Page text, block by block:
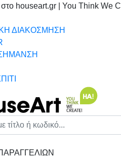
houseart.gr | You Think We
ΔΙΑΚΟΣΜΗΣΗ